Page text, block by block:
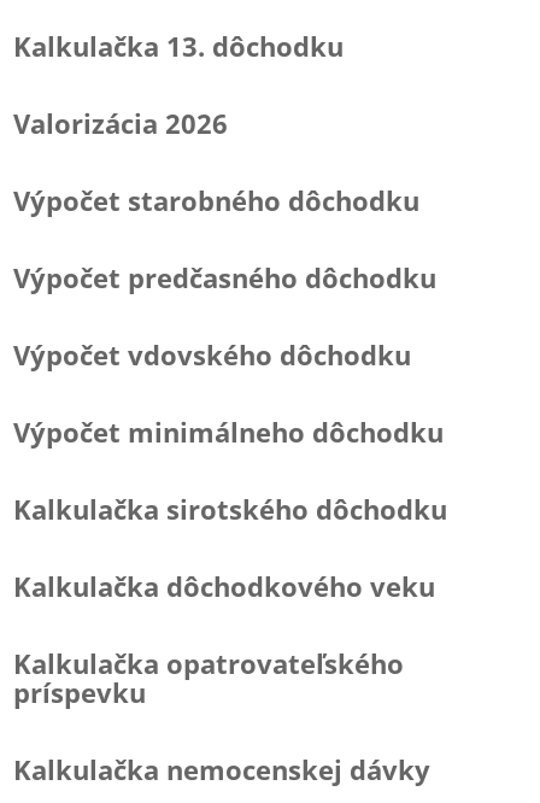
Kalkulačka 13. dôchodku
Valorizácia 2026
Výpočet starobného dôchodku
Výpočet predčasného dôchodku
Výpočet vdovského dôchodku
Výpočet minimálneho dôchodku
Kalkulačka sirotského dôchodku
Kalkulačka dôchodkového veku
Kalkulačka opatrovateľského
príspevku
Kalkulačka nemocenskej dávky